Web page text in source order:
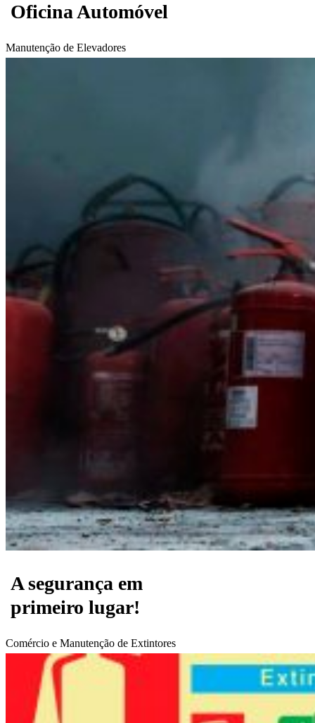
Oficina Automóvel
Manutenção de Elevadores
A segurança em
primeiro lugar!
Comércio e Manutenção de Extintores